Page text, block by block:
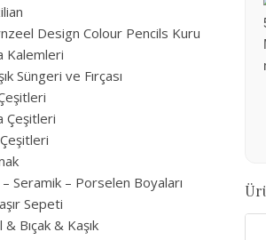
Design Colour Pencils Kuru
Kalemleri
Süngeri ve Fırçası
Çeşitleri
Çeşitleri
Seramik – Porselen Boyaları
Sepeti
& Bıçak & Kaşık